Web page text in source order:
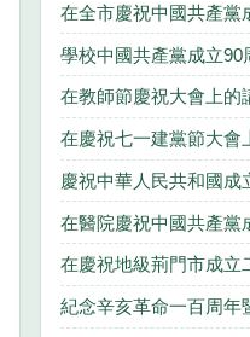
在教師節慶祝大會上的
在慶祝七一建黨節大會